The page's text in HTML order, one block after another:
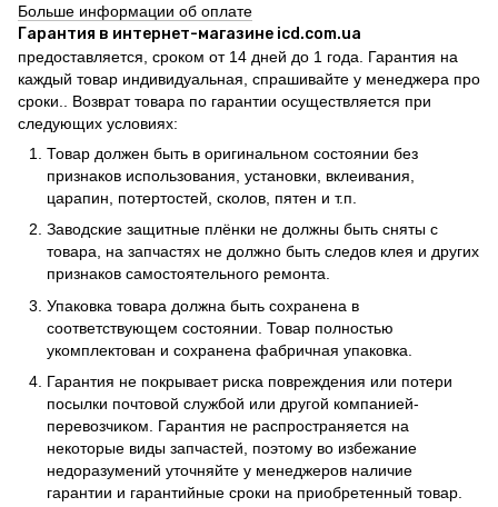
Больше информации об оплате
Гарантия в интернет-магазине icd.com.ua
предоставляется, сроком от 14 дней до 1 года. Гарантия на
каждый товар индивидуальная, спрашивайте у менеджера про
сроки.. Возврат товара по гарантии осуществляется при
следующих условиях:
Товар должен быть в оригинальном состоянии без
признаков использования, установки, вклеивания,
царапин, потертостей, сколов, пятен и т.п.
Заводские защитные плёнки не должны быть сняты с
товара, на запчастях не должно быть следов клея и других
признаков самостоятельного ремонта.
Упаковка товара должна быть сохранена в
соответствующем состоянии. Товар полностью
укомплектован и сохранена фабричная упаковка.
Гарантия не покрывает риска повреждения или потери
посылки почтовой службой или другой компанией-
перевозчиком. Гарантия не распространяется на
некоторые виды запчастей, поэтому во избежание
недоразумений уточняйте у менеджеров наличие
гарантии и гарантийные сроки на приобретенный товар.